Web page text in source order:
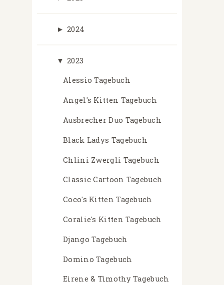
► 2024
▼ 2023
Alessio Tagebuch
Angel's Kitten Tagebuch
Ausbrecher Duo Tagebuch
Black Ladys Tagebuch
Chlini Zwergli Tagebuch
Classic Cartoon Tagebuch
Coco's Kitten Tagebuch
Coralie's Kitten Tagebuch
Django Tagebuch
Domino Tagebuch
Eirene & Timothy Tagebuch